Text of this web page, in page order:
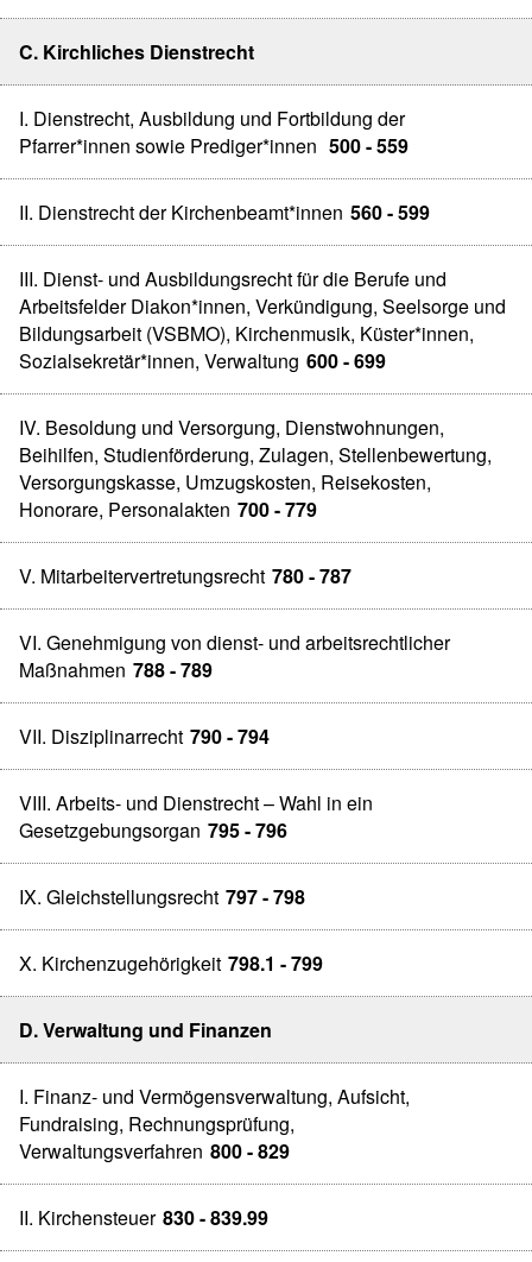
C. Kirchliches Dienstrecht
I. Dienstrecht, Ausbildung und Fortbildung der
Pfarrer*innen sowie Prediger*innen 500 - 559
II. Dienstrecht der Kirchenbeamt*innen 560 - 599
III. Dienst- und Ausbildungsrecht für die Berufe und
Arbeitsfelder Diakon*innen, Verkündigung, Seelsorge und
Bildungsarbeit (VSBMO), Kirchenmusik, Küster*innen,
Sozialsekretär*innen, Verwaltung 600 - 699
IV. Besoldung und Versorgung, Dienstwohnungen,
Beihilfen, Studienförderung, Zulagen, Stellenbewertung,
Versorgungskasse, Umzugskosten, Reisekosten,
Honorare, Personalakten 700 - 779
V. Mitarbeitervertretungsrecht 780 - 787
VI. Genehmigung von dienst- und arbeitsrechtlicher
Maßnahmen 788 - 789
VII. Disziplinarrecht 790 - 794
VIII. Arbeits- und Dienstrecht – Wahl in ein
Gesetzgebungsorgan 795 - 796
IX. Gleichstellungsrecht 797 - 798
X. Kirchenzugehörigkeit 798.1 - 799
D. Verwaltung und Finanzen
I. Finanz- und Vermögensverwaltung, Aufsicht,
Fundraising, Rechnungsprüfung,
Verwaltungsverfahren 800 - 829
II. Kirchensteuer 830 - 839.99